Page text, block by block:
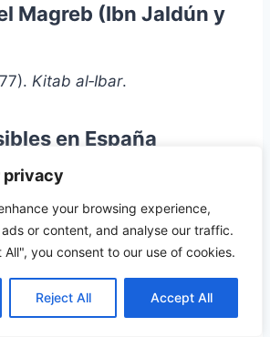
privacy
your browsing experience,
or content, and analyse our traffic.
you consent to our use of cookies.
Reject All Accept All
Magreb (Ibn Jaldún y
Kitab al‑Ibar.
en España
Nacional (IGN).
y simbolismo
↑ Volver al índice